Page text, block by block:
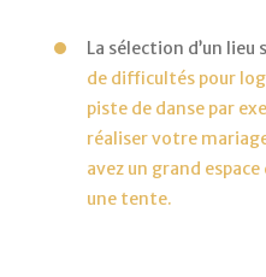
La sélection d’un
de difficultés pour
piste de danse par
réaliser votre
avez un grand
une tente.